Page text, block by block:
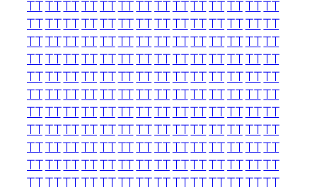
TTTTTTTTTTTTTTTTTTTTTTTTTTTT
TTTTTTTTTTTTTTTTTTTTTTTTTTTT
TTTTTTTTTTTTTTTTTTTTTTTTTTTT
TTTTTTTTTTTTTTTTTTTTTTTTTTTT
TTTTTTTTTTTTTTTTTTTTTTTTTTTT
TTTTTTTTTTTTTTTTTTTTTTTTTTTT
TTTTTTTTTTTTTTTTTTTTTTTTTTTT
TTTTTTTTTTTTTTTTTTTTTTTTTTTT
TTTTTTTTTTTTTTTTTTTTTTTTTTTT
TTTTTTTTTTTTTTTTTTTTTTTTTTTT
TTTTTTTTTTTTTTTTTTTTTTTTTTTT